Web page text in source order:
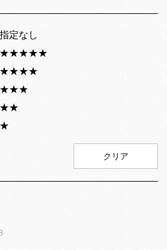
指定なし
★★★★★
★★★★
★★★
★★
★
クリア